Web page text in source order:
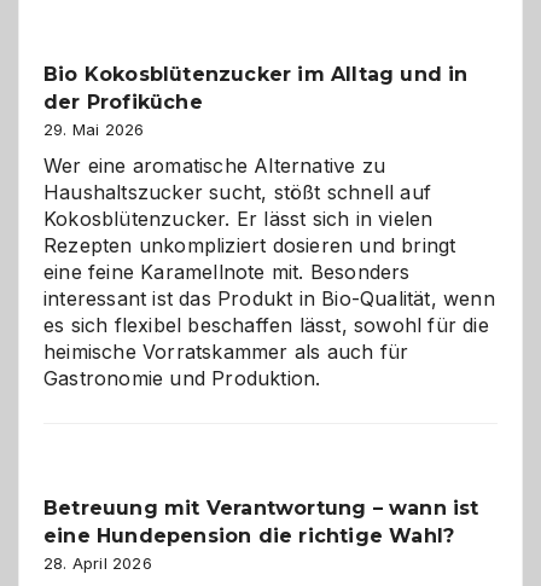
Gefahr
für
Hunde
im
eigenen
Zuhause
Bio Kokosblütenzucker im Alltag und in
der Profiküche
29. Mai 2026
Wer eine aromatische Alternative zu
Haushaltszucker sucht, stößt schnell auf
Kokosblütenzucker. Er lässt sich in vielen
Rezepten unkompliziert dosieren und bringt
eine feine Karamellnote mit. Besonders
interessant ist das Produkt in Bio-Qualität, wenn
es sich flexibel beschaffen lässt, sowohl für die
heimische Vorratskammer als auch für
Gastronomie und Produktion.
Betreuung mit Verantwortung – wann ist
eine Hundepension die richtige Wahl?
28. April 2026